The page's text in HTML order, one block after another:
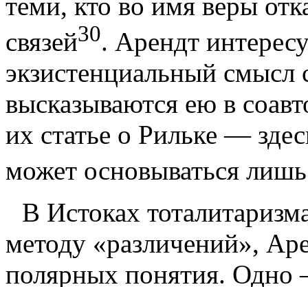
теми, кто во имя веры
связей30. Арендт
экзистенциальный
высказы­ваются ею в
их статье о Риль­ке —
может основываться
В Истоках
методу «различений»,
полярных поня­тия.